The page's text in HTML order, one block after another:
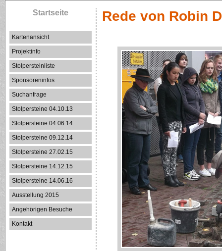
Startseite
Kartenansicht
Projektinfo
Stolpersteinliste
Sponsoreninfos
Suchanfrage
Stolpersteine 04.10.13
Stolpersteine 04.06.14
Stolpersteine 09.12.14
Stolpersteine 27.02.15
Stolpersteine 14.12.15
Stolpersteine 14.06.16
Ausstellung 2015
Angehörigen Besuche
Kontakt
Rede von Robin